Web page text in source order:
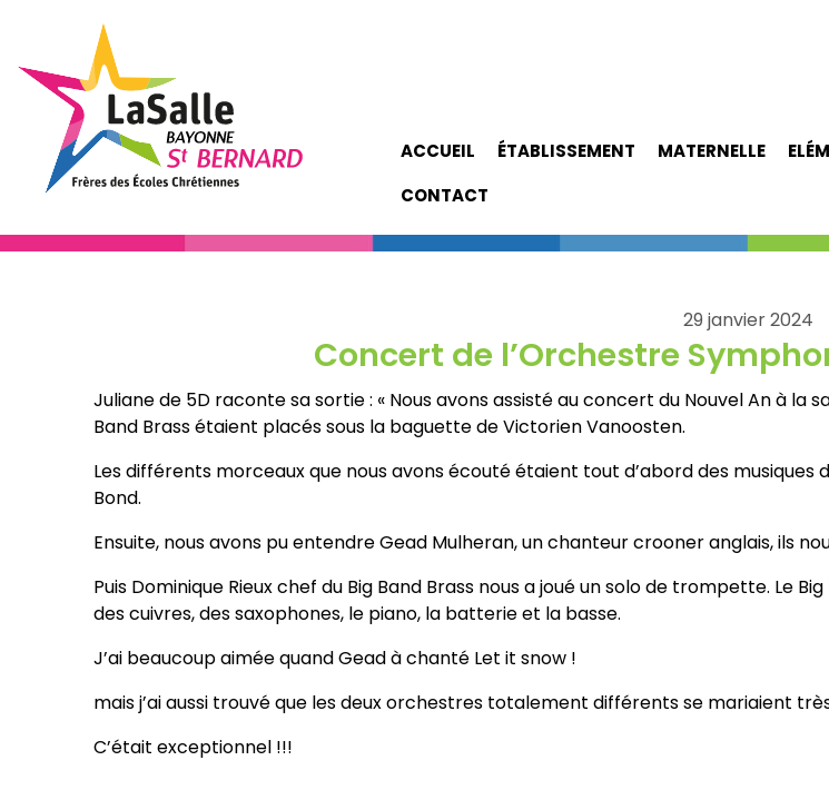
ACCUEIL ÉTABLISSEMENT MATERNELLE
CONTACT
29 janvier 2024
Concert de l’Orchestre
Juliane de 5D raconte sa sortie : « Nous avons assisté au concert du Nouvel An à la
Band Brass étaient placés sous la baguette de Victorien Vanoosten.
Les différents morceaux que nous avons écouté étaient tout d’abord des musiques
Bond.
Ensuite, nous avons pu entendre Gead Mulheran, un chanteur crooner anglais, ils
Puis Dominique Rieux chef du Big Band Brass nous a joué un solo de trompette. Le
des cuivres, des saxophones, le piano, la batterie et la basse.
J’ai beaucoup aimée quand Gead à chanté Let it snow !
mais j’ai aussi trouvé que les deux orchestres totalement différents se mariaient
C’était exceptionnel !!!